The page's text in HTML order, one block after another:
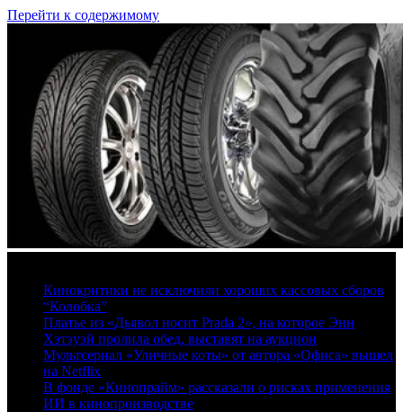
Перейти к содержимому
Кинокритики не исключили хороших кассовых сборов
“Колобка”
Платье из «Дьявол носит Prada 2», на которое Энн
Хэтэуэй пролила обед, выставят на аукцион
Мультсериал «Уличные коты» от автора «Офиса» вышел
на Netflix
В фонде «Кинопрайм» рассказали о рисках применения
ИИ в кинопроизводстве